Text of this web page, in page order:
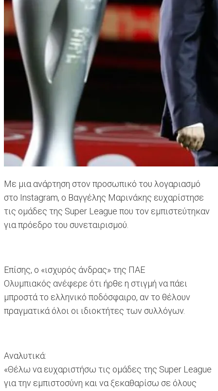
Με μια ανάρτηση στον προσωπικό του λογαριασμό
στο Instagram, ο Βαγγέλης Μαρινάκης ευχαρίστησε
τις ομάδες της Super League που τον εμπιστεύτηκαν
για πρόεδρο του συνεταιρισμού.
Επίσης, ο «ισχυρός άνδρας» της ΠΑΕ
Ολυμπιακός ανέφερε ότι ήρθε η στιγμή να πάει
μπροστά το ελληνικό ποδόσφαιρο, αν το θέλουν
πραγματικά όλοι οι ιδιοκτήτες των συλλόγων.
Αναλυτικά:
«Θέλω να ευχαριστήσω τις ομάδες της Super League
για την εμπιστοσύνη και να ξεκαθαρίσω σε όλους